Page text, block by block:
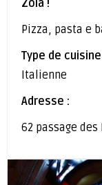
Zola !
Pizza, pasta e
Type de
Italienne
Adresse :
62 passage